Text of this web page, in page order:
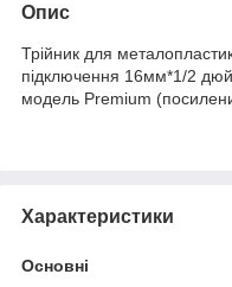
Опис
Трійник для
підключення 16мм*1/2
модель Premium
Характеристики
Основні